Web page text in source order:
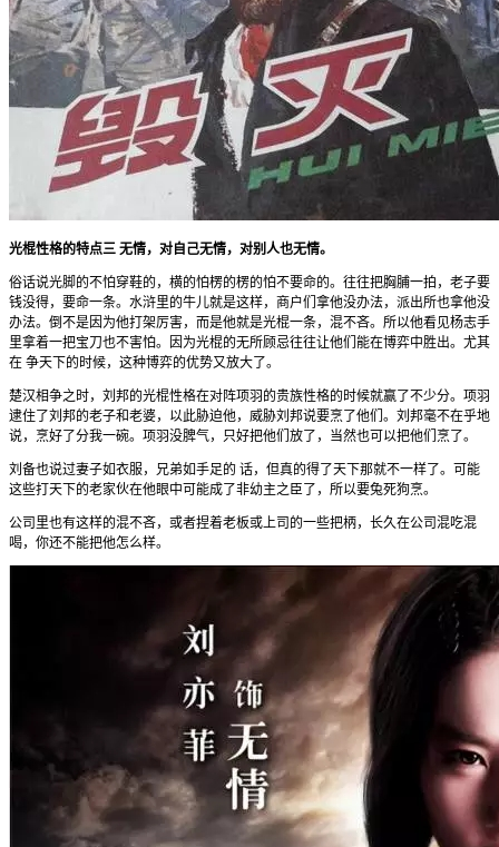
光棍性格的特点三 无情，对自己无情，对别人也无情。
俗话说光脚的不怕穿鞋的，横的怕楞的楞的怕不要命的。往往把胸脯一拍，老子要
钱没得，要命一条。水浒里的牛儿就是这样，商户们拿他没办法，派出所也拿他没
办法。倒不是因为他打架厉害，而是他就是光棍一条，混不吝。所以他看见杨志手
里拿着一把宝刀也不害怕。因为光棍的无所顾忌往往让他们能在博弈中胜出。尤其
在 争天下的时候，这种博弈的优势又放大了。
楚汉相争之时，刘邦的光棍性格在对阵项羽的贵族性格的时候就赢了不少分。项羽
逮住了刘邦的老子和老婆，以此胁迫他，威胁刘邦说要烹了他们。刘邦毫不在乎地
说，烹好了分我一碗。项羽没脾气，只好把他们放了，当然也可以把他们烹了。
刘备也说过妻子如衣服，兄弟如手足的 话，但真的得了天下那就不一样了。可能
这些打天下的老家伙在他眼中可能成了非幼主之臣了，所以要兔死狗烹。
公司里也有这样的混不吝，或者捏着老板或上司的一些把柄，长久在公司混吃混
喝，你还不能把他怎么样。